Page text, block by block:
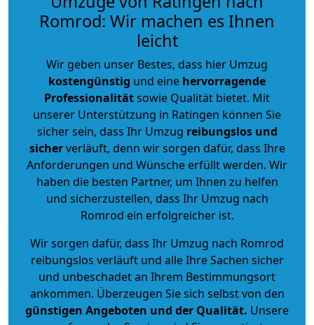
Romrod: Wir machen es Ihnen
leicht
Wir geben unser Bestes, dass hier Umzug
kostengünstig und eine hervorragende
Professionalitätsowie Qualität bietet. Mit
unserer Unterstützung in Ratingen können Sie
sicher sein, dass Ihr Umzug reibungslos und
sicherverläuft, denn wir sorgen dafür, dass Ihre
Anforderungen und Wünsche erfüllt werden. Wir
haben die besten Partner, um Ihnen zu helfen
und sicherzustellen, dass Ihr Umzug nach
Romrod ein erfolgreicher ist.
Wir sorgen dafür, dass Ihr Umzug nach Romrod
reibungslos verläuft und alle Ihre Sachen sicher
und unbeschadet an Ihrem Bestimmungsort
ankommen. Überzeugen Sie sich selbst von den
günstigen Angeboten und der Qualität. Unsere